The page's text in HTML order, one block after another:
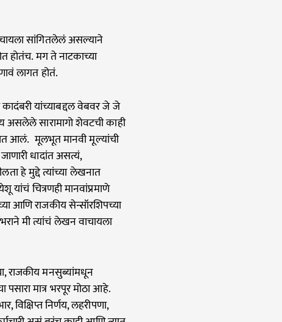
सांगितलेलं असल्याने
होतंच. मग ते नाटकाच्या
लागत होतं.
यांच्याबद्दल वेबवर जे जे
असलेले सारामागो शेवटची काही
आलं. मूलभूत मानवी मूल्यांची
धादांत असत्यं,
हे मुद्दे त्यांच्या लेखनात
यांचं चित्रणही मानवांप्रमाणे
आणि राजकीय सेन्सॉरशिपच्या
मी त्यांचं लेखन वाचायला
राजकीय मनसुब्यांमधून
मात्र भरपूर मोठा आहे.
विक्षिप्त निर्णय, लहरीपणा,